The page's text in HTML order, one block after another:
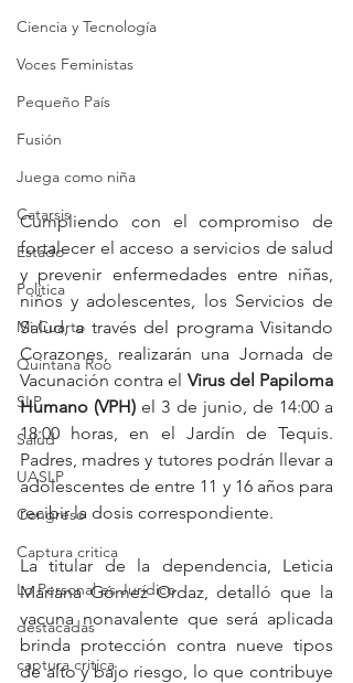
Ciencia y Tecnología
Voces Feministas
Pequeño País
Fusión
Juega como niña
Catarsis
Estado
Política
Mi Cuarto
Quintana Roo
SLP
Salud
UASLP
Congreso
Captura critica
Lo Personal es Jurídico
destacadas
captura critica
Cumpliendo con el compromiso de
fortalecer el acceso a servicios de salud
y prevenir enfermedades entre niñas,
niños y adolescentes, los Servicios de
Salud, a través del programa Visitando
Corazones, realizarán una Jornada de
Vacunación contra el Virus del Papiloma
Humano (VPH) el 3 de junio, de 14:00 a
18:00 horas, en el Jardín de Tequis.
Padres, madres y tutores podrán llevar a
adolescentes de entre 11 y 16 años para
recibir la dosis correspondiente.
La titular de la dependencia, Leticia
Mariana Gómez Ordaz, detalló que la
vacuna nonavalente que será aplicada
brinda protección contra nueve tipos
de alto y bajo riesgo, lo que contribuye